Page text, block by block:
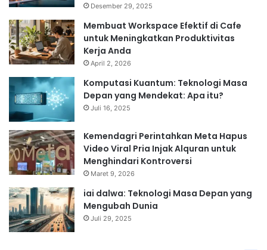
Desember 29, 2025
Membuat Workspace Efektif di Cafe
untuk Meningkatkan Produktivitas
Kerja Anda
April 2, 2026
Komputasi Kuantum: Teknologi Masa
Depan yang Mendekat: Apa itu?
Juli 16, 2025
Kemendagri Perintahkan Meta Hapus
Video Viral Pria Injak Alquran untuk
Menghindari Kontroversi
Maret 9, 2026
iai dalwa: Teknologi Masa Depan yang
Mengubah Dunia
Juli 29, 2025